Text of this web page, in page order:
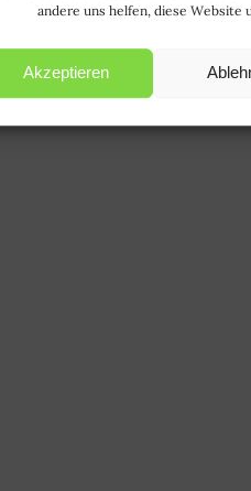
andere uns helfen, diese Website
Akzeptieren